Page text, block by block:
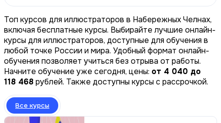
Топ курсов для иллюстраторов в Набережных Челнах,
включая бесплатные курсы. Выбирайте лучшие онлайн-
курсы для иллюстраторов, доступные для обучения в
любой точке России и мира. Удобный формат онлайн-
обучения позволяет учиться без отрыва от работы.
Начните обучение уже сегодня, цены: от 4 040 до
118 468рублей. Также доступны курсы с рассрочкой.
Все курсы